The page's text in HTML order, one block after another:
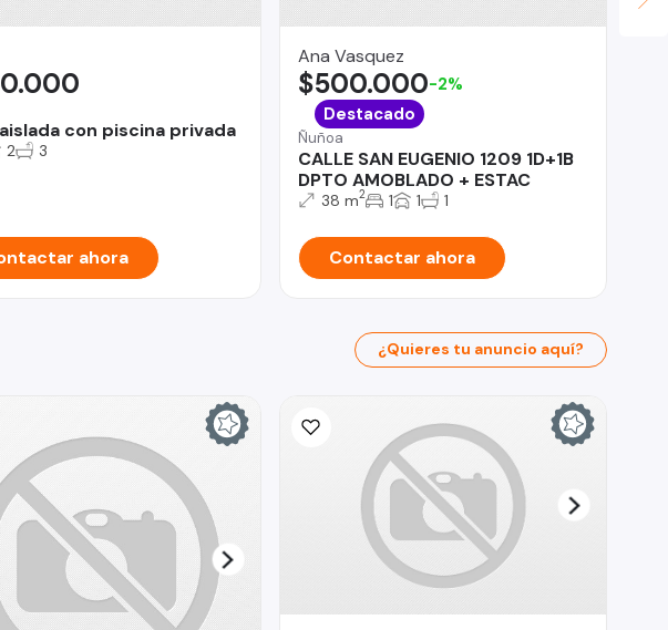
con piscina privada
2 3
ahora
Ana Vasquez
Ñuñoa
CALLE SAN EUGENIO 1209 1D+1B
DPTO AMOBLADO + ESTAC
$500.000-2%
Destacado
38 m2 1 1 1
Contactar ahora
¿Quieres tu anuncio aquí?